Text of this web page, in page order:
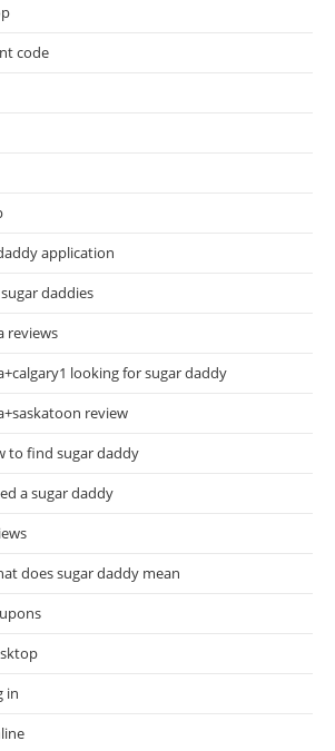
code
application
daddies
reviews
looking for sugar daddy
review
to find sugar daddy
a sugar daddy
does sugar daddy mean
in